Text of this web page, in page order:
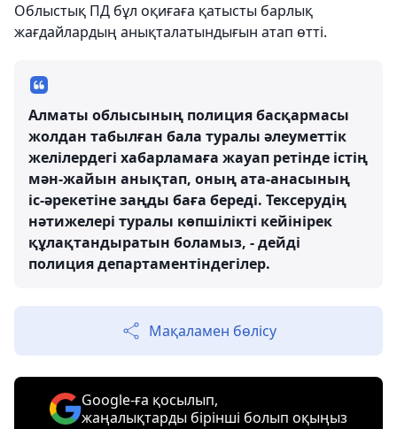
Облыстық ПД бұл оқиғаға қатысты барлық
жағдайлардың анықталатындығын атап өтті.
Алматы облысының полиция басқармасы
жолдан табылған бала туралы әлеуметтік
желілердегі хабарламаға жауап ретінде істің
мән-жайын анықтап, оның ата-анасының
іс-әрекетіне заңды баға береді. Тексерудің
нәтижелері туралы көпшілікті кейінірек
құлақтандыратын боламыз, - дейді
полиция департаментіндегілер.
Мақаламен бөлісу
Google-ға қосылып,
жаңалықтарды бірінші болып оқыңыз